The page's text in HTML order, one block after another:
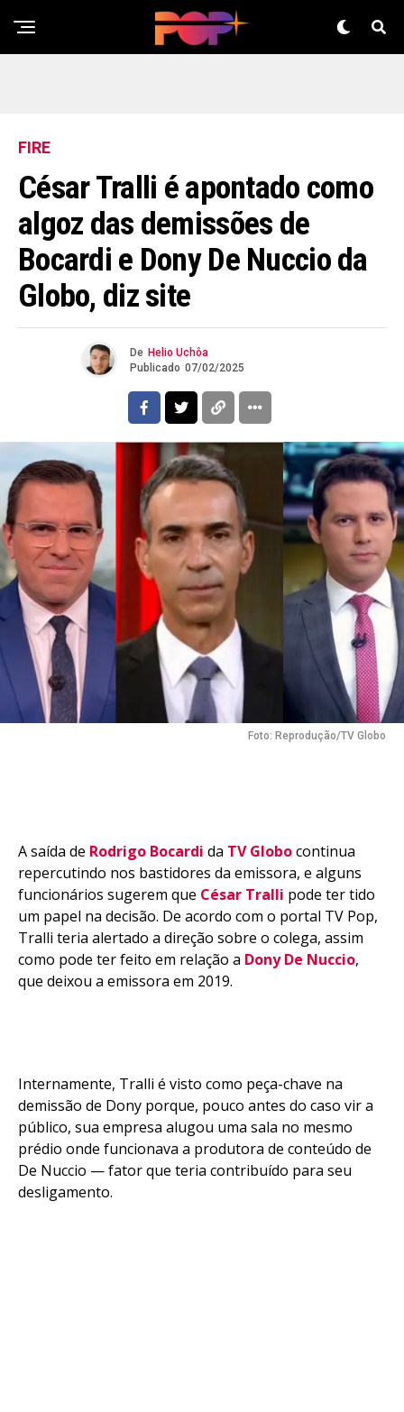
FIRE
César Tralli é apontado como
algoz das demissões de
Bocardi e Dony De Nuccio da
Globo, diz site
De Helio Uchôa
Publicado 07/02/2025
Foto: Reprodução/TV Globo
A saída de Rodrigo Bocardi da TV Globocontinua
repercutindo nos bastidores da emissora, e alguns
funcionários sugerem que César Tralli pode ter tido
um papel na decisão. De acordo com o portal TV Pop,
Tralli teria alertado a direção sobre o colega, assim
como pode ter feito em relação a Dony De Nuccio,
que deixou a emissora em 2019.
Internamente, Tralli é visto como peça-chave na
demissão de Dony porque, pouco antes do caso vir a
público, sua empresa alugou uma sala no mesmo
prédio onde funcionava a produtora de conteúdo de
De Nuccio — fator que teria contribuído para seu
desligamento.